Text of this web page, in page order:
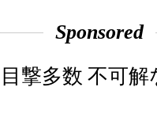
Sponsored
目撃多数 不可